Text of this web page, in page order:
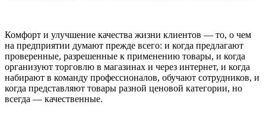
Комфорт и улучшение качества жизни клиентов — то, о чем
на предприятии думают прежде всего: и когда предлагают
проверенные, разрешенные к применению товары, и когда
организуют торговлю в магазинах и через интернет, и когда
набирают в команду профессионалов, обучают сотрудников, и
когда представляют товары разной ценовой категории, но
всегда — качественные.